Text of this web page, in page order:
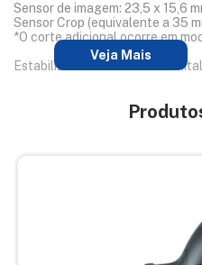
Sensor de imagem: 23,5 x 15,6
Sensor Crop (equivalente a 35
*O corte adicional ocorre em
Estabilização de Imagem:
Método de Medição: Média,
Modos de exposição:
Manual, Programa, Prioridade
Veja Mais